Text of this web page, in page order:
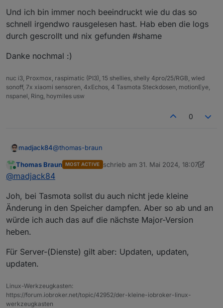
MOOOOOOOOOARRRRRR....
Das ist der allergrößte BULLSHIT EVER!!!!!!!
Wer erzählt so einen Schwachsinn immer????
Es gilt: Halt die Kiste immer auf einem aktuellen,
Und ich bin immer noch beeindruckt wie du das so
schnell irgendwo rausgelesen hast. Hab eben die logs
durch gescrollt und nix gefunden #shame
Danke nochmal :)
nuc i3, Proxmox, raspimatic (PI3), 15 shellies, shelly 4pro/25/RGB, wled
sonoff, 7x xiaomi sensoren, 4xEchos, 4 Tasmota Steckdosen, motionEye,
nspanel, Ring, hoymiles usw
0
madjack84@thomas-braun
https://tasmota.github.io/docs/Upgrading/
aktualisiert
Online
Thomas Braun MOST ACTIVE schrieb am 31. Mai 2024, 18:07
zuletzt editiert von Thomas Braun
@madjack84
Joh, bei Tasmota sollst du auch nicht jede kleine
Änderung in den Speicher dampfen. Aber so ab und an
würde ich auch das auf die nächste Major-Version
heben.
Für Server-(Dienste) gilt aber: Updaten, updaten,
updaten.
Linux-Werkzeugkasten:
https://forum.iobroker.net/topic/42952/der-kleine-iobroker-linux-
werkzeugkasten